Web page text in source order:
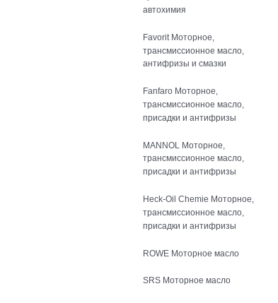
автохимия
Favorit Моторное,
трансмиссионное масло,
антифризы и смазки
Fanfaro Моторное,
трансмиссионное масло,
присадки и антифризы
MANNOL Моторное,
трансмиссионное масло,
присадки и антифризы
Heck-Oil Chemie Моторное,
трансмиссионное масло,
присадки и антифризы
ROWE Моторное масло
SRS Моторное масло